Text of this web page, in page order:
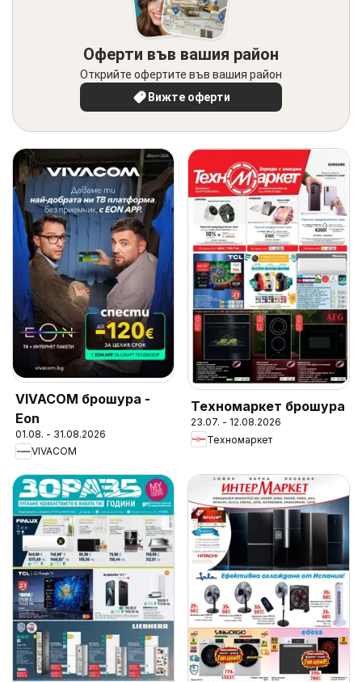
Оферти във вашия район
Открийте офертите във вашия район
Вижте оферти
VIVACOM брошура -
Eon
01.08. - 31.08.2026
VIVACOM
Техномаркет брошура
23.07. - 12.08.2026
Техномаркет